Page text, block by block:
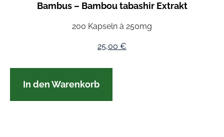
Bambus – Bambou tabashir Extrakt
200 Kapseln à 250mg
25,00 €
In den Warenkorb